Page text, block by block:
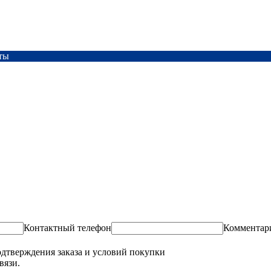
Контактный телефон
заказа и условий покупки